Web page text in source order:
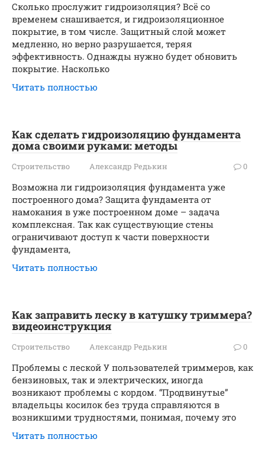
Сколько прослужит гидроизоляция? Всё со
временем снашивается, и гидроизоляционное
покрытие, в том числе. Защитный слой может
медленно, но верно разрушается, теряя
эффективность. Однажды нужно будет обновить
покрытие. Насколько
Читать полностью
Как сделать гидроизоляцию фундамента
дома своими руками: методы
Строительство Александр Редькин 0
Возможна ли гидроизоляция фундамента уже
построенного дома? Защита фундамента от
намокания в уже построенном доме – задача
комплексная. Так как существующие стены
ограничивают доступ к части поверхности
фундамента,
Читать полностью
Как заправить леску в катушку триммера?
видеоинструкция
Строительство Александр Редькин 0
Проблемы с леской У пользователей триммеров, как
бензиновых, так и электрических, иногда
возникают проблемы с кордом. “Продвинутые”
владельцы косилок без труда справляются в
возникшими трудностями, понимая, почему это
Читать полностью